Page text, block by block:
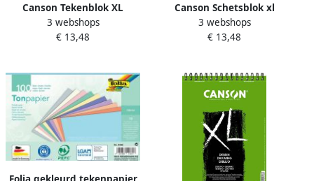
Canson Tekenblok XL
Dessin A3 160gram 50vel
spiraal
3 webshops
€ 13,48
Canson Schetsblok xl
aquarelle 300g mÂ² ft a3 30
vel
3 webshops
€ 13,48